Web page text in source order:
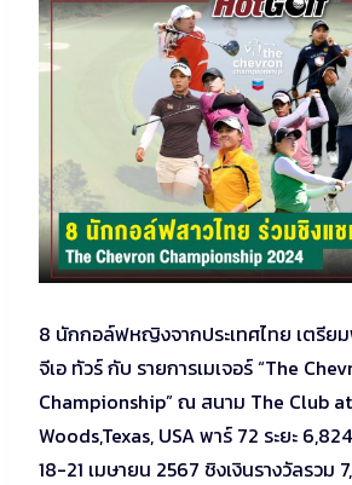
8 นักกอล์ฟหญิงจากประเทศไทย เตรี
จีเอ ทัวร์ กับ รายการเมเจอร์ “The
Championship” ณ สนาม The Club
Woods,Texas, USA พาร์ 72 ระยะ
18-21 เมษายน 2567 ชิงเงินรางวัลรว